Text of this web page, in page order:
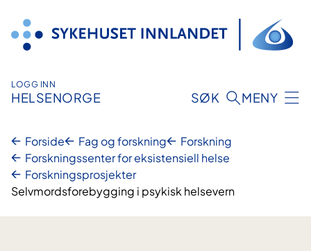
innhold
LOGG INN
HELSENORGE SØK MENY
Forside Fag og forskning
Forskning
Forskningssenter for eksistensiell helse
Forskningsprosjekter
Selvmordsforebygging i psykisk helsevern